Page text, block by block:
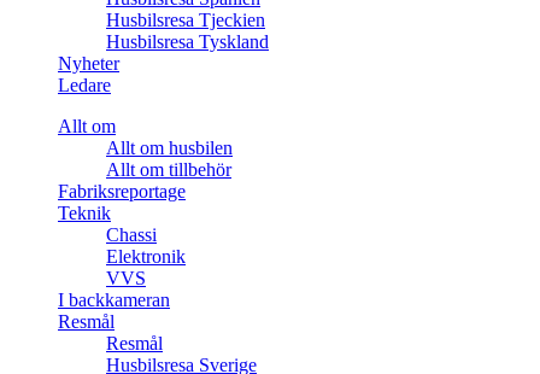
Husbilsresa Tjeckien
Husbilsresa Tyskland
Nyheter
Ledare
Allt om
Allt om husbilen
Allt om tillbehör
Fabriksreportage
Teknik
Chassi
Elektronik
VVS
I backkameran
Resmål
Resmål
Husbilsresa Sverige